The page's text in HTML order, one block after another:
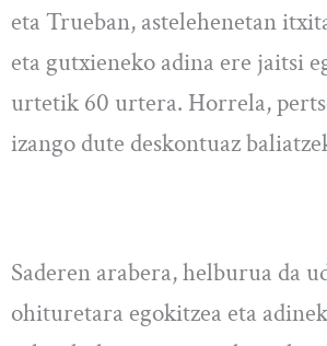
eta Trueban, astelehenetan
eta gutxieneko adina ere jaitsi
urtetik 60 urtera. Horrela,
izango dute deskontuaz
Saderen arabera, helburua da
ohituretara egokitzea eta